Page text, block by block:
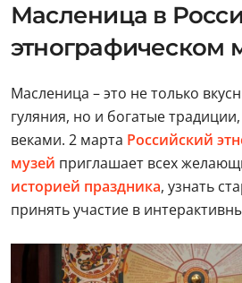
Масленица в
этнографическом
Масленица – это не только
гуляния, но и богатые
веками. 2 марта Российский
музей приглашает всех
историей праздника, узнать
принять участие в